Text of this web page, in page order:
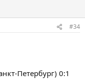
#34
Петербург) 0:1